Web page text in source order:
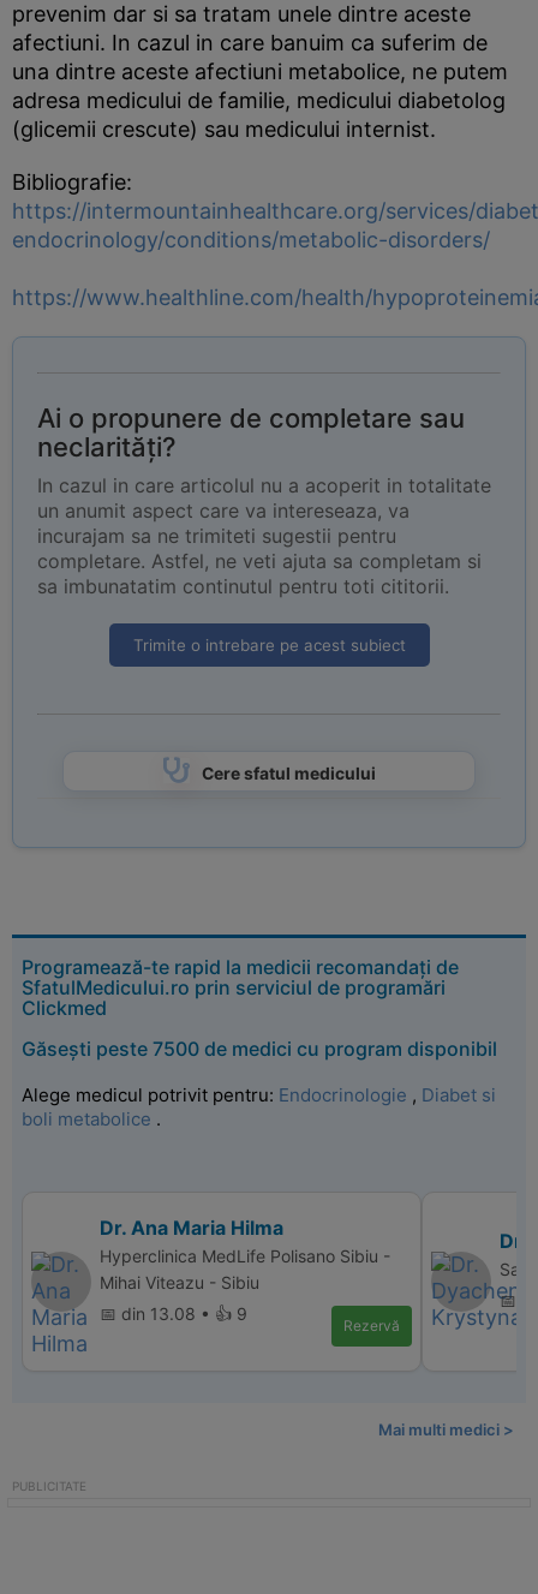
prevenim dar si sa tratam unele dintre aceste
afectiuni. In cazul in care banuim ca suferim de
una dintre aceste afectiuni metabolice, ne putem
adresa medicului de familie, medicului diabetolog
(glicemii crescute) sau medicului internist.
Bibliografie:
https://intermountainhealthcare.org/services/
endocrinology/conditions/metabolic-disorders/
https://www.healthline.com/health/
Ai o propunere de completare sau
neclarități?
In cazul in care articolul nu a acoperit in totalitate
un anumit aspect care va intereseaza, va
incurajam sa ne trimiteti sugestii pentru
completare. Astfel, ne veti ajuta sa completam si
sa imbunatatim continutul pentru toti cititorii.
Trimite o intrebare pe acest subiect
Cere sfatul medicului
Programează-te rapid la medicii recomandați de
SfatulMedicului.ro prin serviciul de programări
Clickmed
Găsești peste 7500 de medici cu program disponibil
Alege medicul potrivit pentru: Endocrinologie , Diabet si
boli metabolice .
Dr. Ana Maria Hilma
Hyperclinica MedLife Polisano Sibiu -
Mihai Viteazu - Sibiu
📅 din 13.08 • 👍 9
Rezervă
Dr.
📅
Mai multi medici >